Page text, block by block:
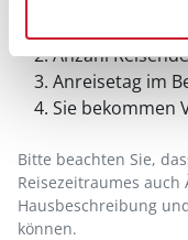
Anzahl
Anreisetag im
Sie bekommen
Bitte beachten Sie,
Reisezeitraumes
Hausbeschreibung
können.